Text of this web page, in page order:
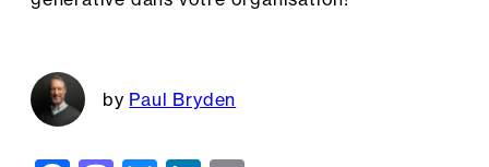
Paul Bryden